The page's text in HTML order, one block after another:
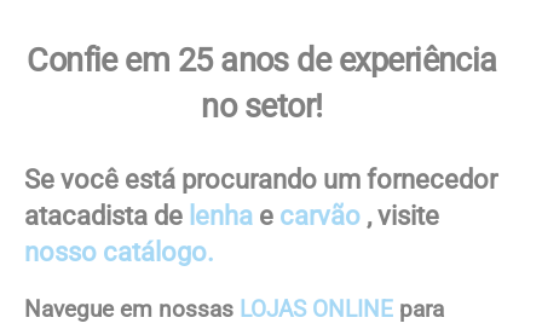
Confie em 25 anos de experiência
no setor!
Se você está procurando um fornecedor
atacadista de lenha e carvão , visite
nosso catálogo.
Navegue em nossas LOJAS ONLINE para